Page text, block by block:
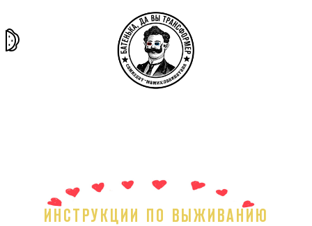
ИНСТРУКЦИИ ПО ВЫЖИВАНИЮ